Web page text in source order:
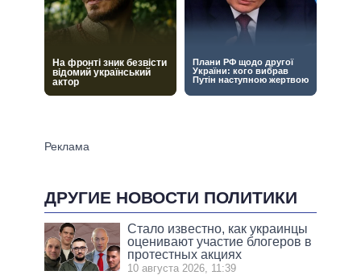
ДРУГИЕ НОВОСТИ ПОЛИТИКИ
Стало известно, как украинцы
оценивают участие блогеров в
протестных акциях
10 августа 2026, 11:39